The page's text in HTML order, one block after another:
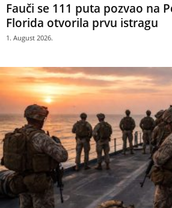
Fauči se 111 puta pozvao na
Florida otvorila prvu istragu
1. August 2026.